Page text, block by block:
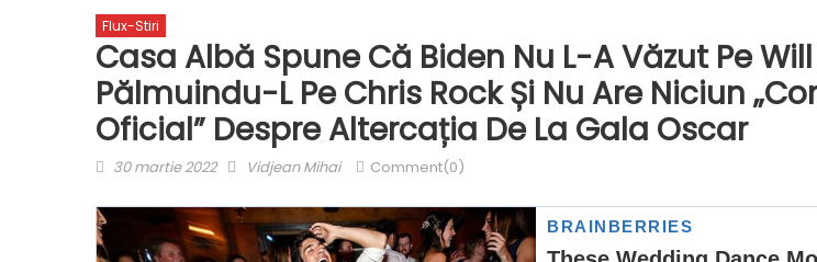
Flux-Stiri
Casa Albă Spune Că Biden Nu L-A Văzut Pe
Pălmuindu-L Pe Chris Rock Și Nu Are Niciun
Oficial” Despre Altercația De La Gala Oscar
Posted
30 martie 2022 Author
Vidjean Mihai Comment(0)